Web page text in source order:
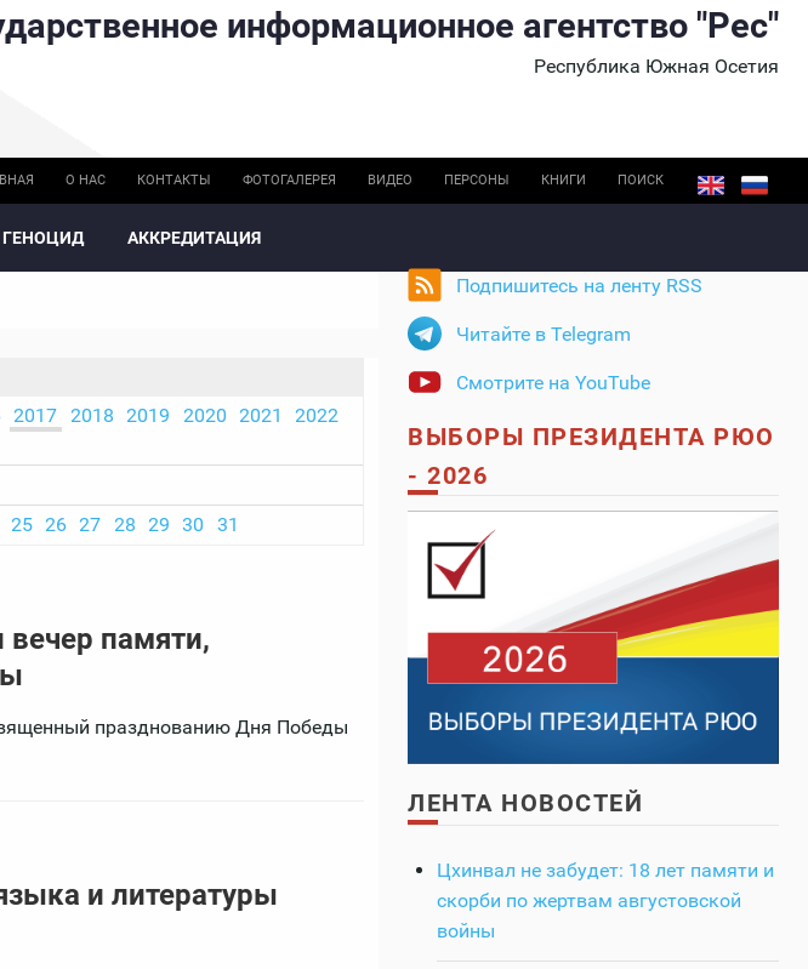
информационное агентство "Рес"
Республика Южная Осетия
О НАС КОНТАКТЫ ФОТОГАЛЕРЕЯ ВИДЕО ПЕРСОНЫ КНИГИ ПОИСК
ГЕНОЦИД АККРЕДИТАЦИЯ
2017 2018 2019 2020 2021
2022
25 26 27 28 29 30 31
памяти,
празднованию Дня Победы
и литературы
Подпишитесь на ленту RSS
Читайте в Telegram
Смотрите на YouTube
ВЫБОРЫ ПРЕЗИДЕНТА РЮО
- 2026
ЛЕНТА НОВОСТЕЙ
Цхинвал не забудет: 18 лет памяти и
скорби по жертвам августовской
войны